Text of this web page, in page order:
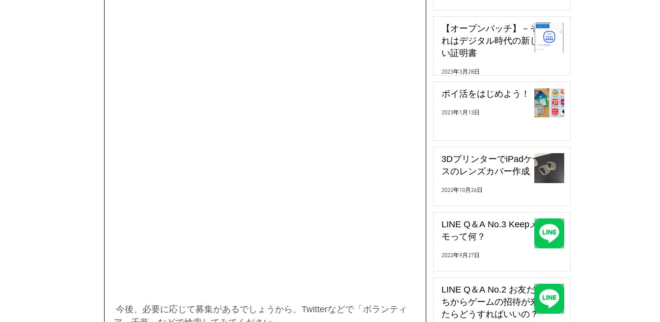
【オープンバッチ】－そ
れはデジタル時代の新し
い証明書
2023年3月28日
ポイ活をはじめよう！
2023年1月13日
3DプリンターでiPadケー
スのレンズカバー作成
2022年10月26日
LINE Q＆A No.3 Keepメ
モって何？
2022年9月27日
LINE Q＆A No.2 お友だ
ちからゲームの招待が来
たらどうすればいいの？